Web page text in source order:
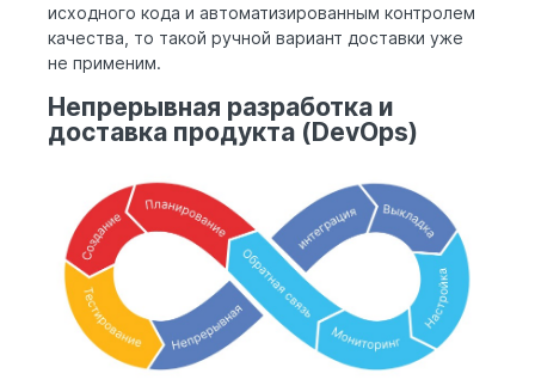
исходного кода и автоматизированным контролем
качества, то такой ручной вариант доставки уже
не применим.
Непрерывная разработка и
доставка продукта (DevOps)